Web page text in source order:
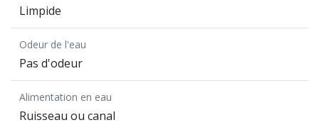
Limpide
Odeur de l'eau
Pas d'odeur
Alimentation en eau
Ruisseau ou canal